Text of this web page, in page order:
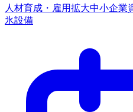
人材育成・雇用拡大中小企業
氷設備